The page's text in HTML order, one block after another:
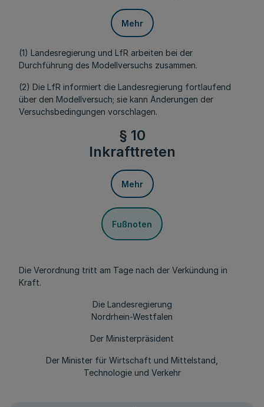
Mehr
(1) Landesregierung und LfR arbeiten bei der
Durchführung des Modellversuchs zusammen.
(2) Die LfR informiert die Landesregierung fortlaufend
über den Modellversuch; sie kann Änderungen der
Versuchsbedingungen vorschlagen.
§ 10
Inkrafttreten
Mehr
Fußnoten
Die Verordnung tritt am Tage nach der Verkündung in
Kraft.
Die Landesregierung
Nordrhein-Westfalen
Der Ministerpräsident
Der Minister für Wirtschaft und Mittelstand,
Technologie und Verkehr